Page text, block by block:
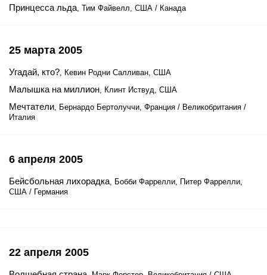
Принцесса льда, Тим Файвелл, США / Канада
25 марта 2005
Угадай, кто?, Кевин Родни Салливан, США
Малышка на миллион, Клинт Иствуд, США
Мечтатели, Бернардо Бертолуччи, Франция / Великобритания /
Италия
6 апреля 2005
Бейсбольная лихорадка, Бобби Фаррелли, Питер Фаррелли,
США / Германия
22 апреля 2005